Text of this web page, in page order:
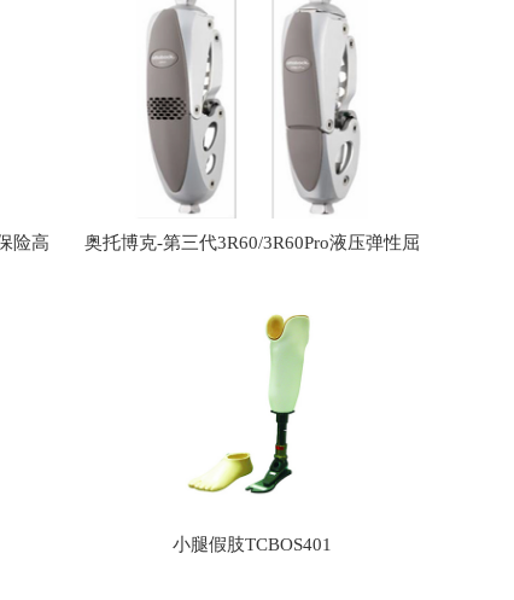
险高 奥托博克-第三代3R60/3R60Pro液压弹性屈
小腿假肢TCBOS401